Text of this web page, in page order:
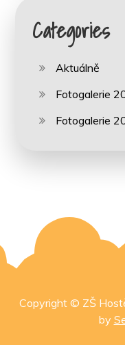
Categories
Aktuálně
Fotogalerie
Fotogalerie
Copyright © ZŠ
by